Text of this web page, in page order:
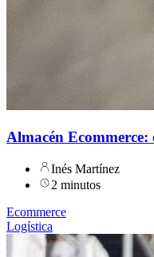
Almacén
Inés Martínez
2 minutos
Ecommerce
Logística